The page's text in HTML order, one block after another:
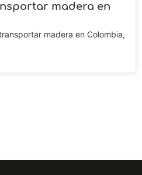
madera en
madera en Colombia,